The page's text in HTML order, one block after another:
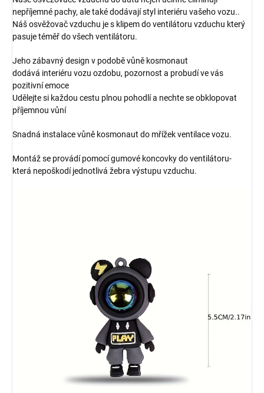
nepříjemné pachy, ale také dodávají styl interiéru vašeho vozu..
Náš osvěžovač vzduchu je s klipem do ventilátoru vzduchu který
pasuje téměř do všech ventilátoru.
Jeho zábavný design v podobě vůně kosmonaut
dodává interiéru vozu ozdobu, pozornost a probudí ve vás
pozitivní emoce
Udělejte si každou cestu plnou pohodlí a nechte se obklopovat
příjemnou vůní
Snadná instalace vůně kosmonaut do mřížek ventilace vozu.
Montáž se provádí pomocí gumové koncovky do ventilátoru-
která nepoškodí jednotlivá žebra výstupu vzduchu.